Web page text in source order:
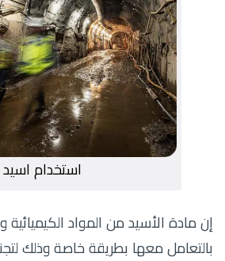
استخدام اسيد
إن مادة الأسيد من المواد الكيميائية
بالتعامل معها بطريقة خاصة وذلك